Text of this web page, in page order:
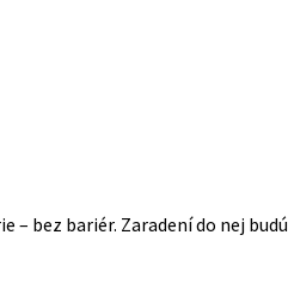
– bez bariér. Zaradení do nej budú